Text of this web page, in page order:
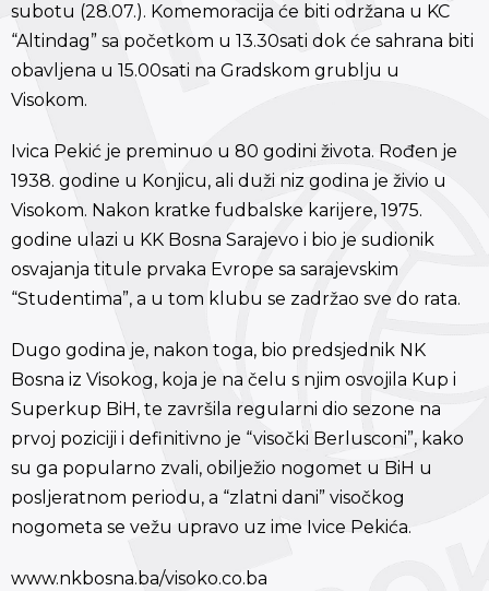
subotu (28.07.). Komemoracija će biti održana u KC
“Altindag” sa početkom u 13.30sati dok će sahrana biti
obavljena u 15.00sati na Gradskom grublju u
Visokom.
Ivica Pekić je preminuo u 80 godini života. Rođen je
1938. godine u Konjicu, ali duži niz godina je živio u
Visokom. Nakon kratke fudbalske karijere, 1975.
godine ulazi u KK Bosna Sarajevo i bio je sudionik
osvajanja titule prvaka Evrope sa sarajevskim
“Studentima”, a u tom klubu se zadržao sve do rata.
Dugo godina je, nakon toga, bio predsjednik NK
Bosna iz Visokog, koja je na čelu s njim osvojila Kup i
Superkup BiH, te završila regularni dio sezone na
prvoj poziciji i definitivno je “visočki Berlusconi”, kako
su ga popularno zvali, obilježio nogomet u BiH u
posljeratnom periodu, a “zlatni dani” visočkog
nogometa se vežu upravo uz ime Ivice Pekića.
www.nkbosna.ba/visoko.co.ba